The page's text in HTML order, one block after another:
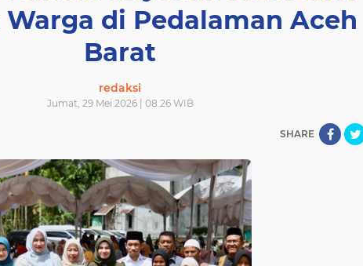
Warga di Pedalaman Aceh
Barat
redaksi
Jumat, 29 Mei 2026 | 08.26 WIB
SHARE